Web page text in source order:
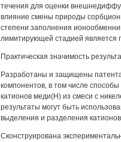
течения для оценки
влияние смены природы
степени заполнения
лимитирующей стадией является
Практическая значимость
Разработаны и защищены
компонентов, в том числе
катионов меди(Н) из смеси с
результаты могут быть
выделения и разделения
Сконструирована